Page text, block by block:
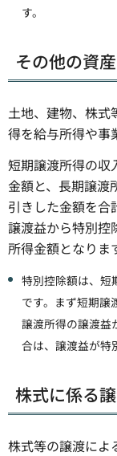
す。
その他の資
土地、建物、株式
得を給与所得や事
短期譲渡所得の収
金額と、長期譲渡
引きした金額を合
譲渡益から特別控
所得金額となりま
特別控除額は、短
です。まず短期譲
譲渡所得の譲渡益
合は、譲渡益が特
株式に係る
株式等の譲渡によ